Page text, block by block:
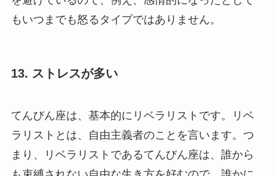
もいつまでも怒るタイプではありません。
13. ストレスが多い
てんびん座は、基本的にリベラリストです。リベ
ラリストとは、自由主義者のことを言います。つ
まり、リベラリストであるてんびん座は、誰から